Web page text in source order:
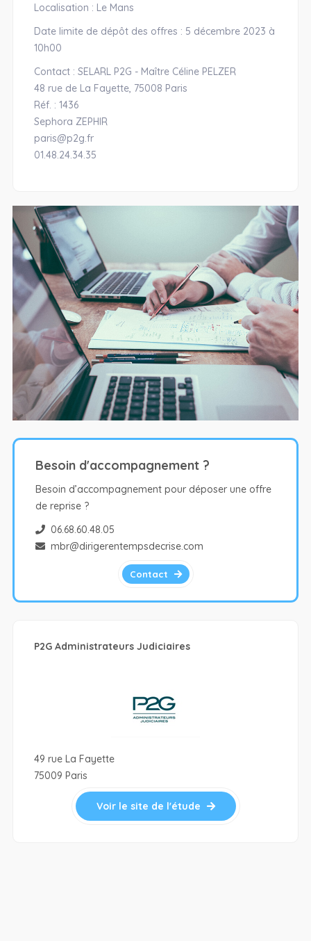
Localisation : Le Mans
Date limite de dépôt des offres : 5 décembre 2023 à
10h00
Contact : SELARL P2G - Maître Céline PELZER
48 rue de La Fayette, 75008 Paris
Réf. : 1436
Sephora ZEPHIR
paris@p2g.fr
01.48.24.34.35
Besoin d'accompagnement ?
Besoin d’accompagnement pour déposer une offre
de reprise ?
06.68.60.48.05
mbr@dirigerentempsdecrise.com
Contact
P2G Administrateurs Judiciaires
49 rue La Fayette
75009 Paris
Voir le site de l'étude